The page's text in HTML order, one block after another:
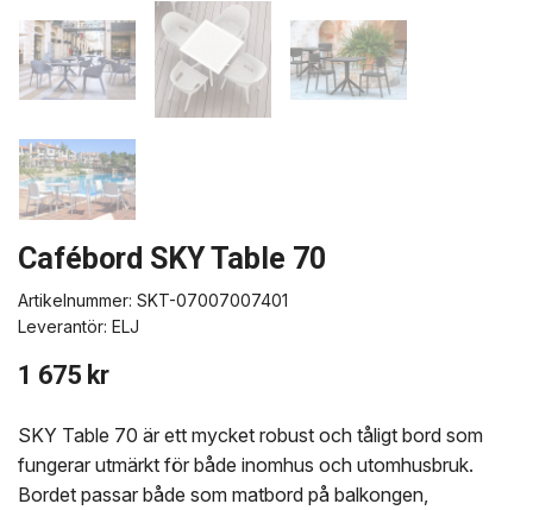
Cafébord SKY Table 70
Artikelnummer: SKT-07007007401
Leverantör: ELJ
1 675 kr
SKY Table 70 är ett mycket robust och tåligt bord som
fungerar utmärkt för både inomhus och utomhusbruk.
Bordet passar både som matbord på balkongen,